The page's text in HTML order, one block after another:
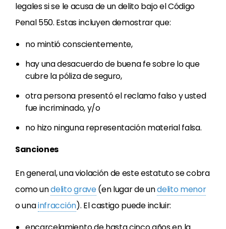
legales si se le acusa de un delito bajo el Código
Penal 550. Estas incluyen demostrar que:
no mintió conscientemente,
hay una desacuerdo de buena fe sobre lo que
cubre la póliza de seguro,
otra persona presentó el reclamo falso y usted
fue incriminado, y/o
no hizo ninguna representación material falsa.
Sanciones
En general, una violación de este estatuto se cobra
como undelito grave(en lugar de undelito menor
o unainfracción). El castigo puede incluir: